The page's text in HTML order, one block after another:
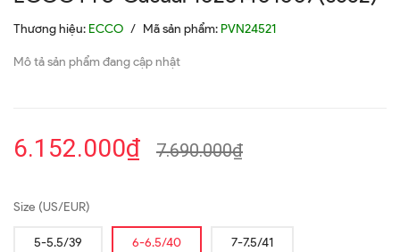
Thương hiệu: ECCO / Mã sản phẩm: PVN24521
Mô tả sản phẩm đang cập nhật
6.152.000₫ 7.690.000₫
Size (US/EUR)
5-5.5/39 6-6.5/40 7-7.5/41